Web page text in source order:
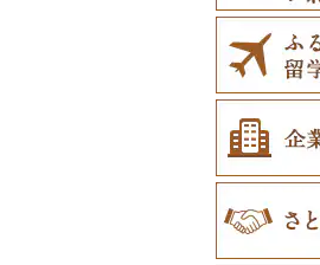
東川町
厚真町
奥尻町
網走市
浦河町
広尾町
蓬田
中泊
外ヶ
つが
弘前市
鰺ヶ
久慈
西和
北上
平泉
洋野町
大船
宮城
亘理
蔵王
女川
気仙
美里町
松島
北秋
八峰
鹿角
大仙
八郎
大蔵
山辺
戸沢
舟形
最上町
真室
田村
磐梯
三春
本宮
柳津町
鮫川
守谷
常陸
笠間
行方
結城市
城里
下野
益子
芳賀
野木
東吾
前橋
藤岡
邑楽
板倉町
嬬恋
三芳
幸手
日高
蓮田
川越市
宮代
九十
いす
東庄
館山
大網
一宮
荒川
北区
多摩
稲城
世田
日の
秦野
綾瀬
横須
三浦
大磯町
箱根
新潟
柏崎
村上
妙高
聖籠町
刈羽
西桂
身延
早川
南部
昭和町
甲府
南牧
伊那
立科
東御
中野市
豊丘
瑞浪
中津
高山
郡上
白川村
御嵩
河津
袋井
熱海
掛川
伊豆
小山
岡崎
愛知
蒲郡
東郷
犬山市
弥富
三重
津市
名張
東員
玉城町
京都
大山
精華
南山
京都
舞鶴市
和束
守口
富田
松原
柏原
羽曳
大阪
加東
稲美
養父
南あ
洲本市
猪名
川西
川上
斑鳩
平群
黒滝村
御所
太地
日高
紀の
上富
白浜町
由良
備前
総社
新庄
高梁
勝央町
倉敷
府中
三原
安芸
小松
松茂
佐那
北島
吉野
丸亀
愛媛
四国
土佐
安田
南国
仁淀
大月町
三原
東峰
古賀
久山
大野
宗像市
水巻
大町
玄海
白石
太良
雲仙
壱岐
大村
佐々
平戸市
多良
五木
あさ
南関
津奈
小国
臼杵
国東
日田
姫島
玖珠町
大分
門川
宮崎
国富
高千
西都市
西米
奄美
和泊
長島
薩摩
大崎町
曽於
南城
北大
大宜
浦添
本部町
今帰